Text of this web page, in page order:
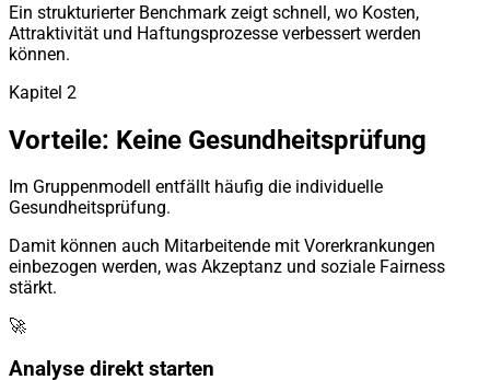
Ein strukturierter Benchmark zeigt schnell, wo Kosten,
Attraktivität und Haftungsprozesse verbessert werden
können.
Kapitel 2
Vorteile: Keine Gesundheitsprüfung
Im Gruppenmodell entfällt häufig die individuelle
Gesundheitsprüfung.
Damit können auch Mitarbeitende mit Vorerkrankungen
einbezogen werden, was Akzeptanz und soziale Fairness
stärkt.
🚀
Analyse direkt starten